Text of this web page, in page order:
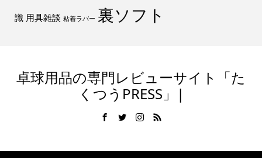
識 用具雑談 粘着ラバー 裏ソフト
卓球用品の専門レビューサイト「た
くつうPRESS」|